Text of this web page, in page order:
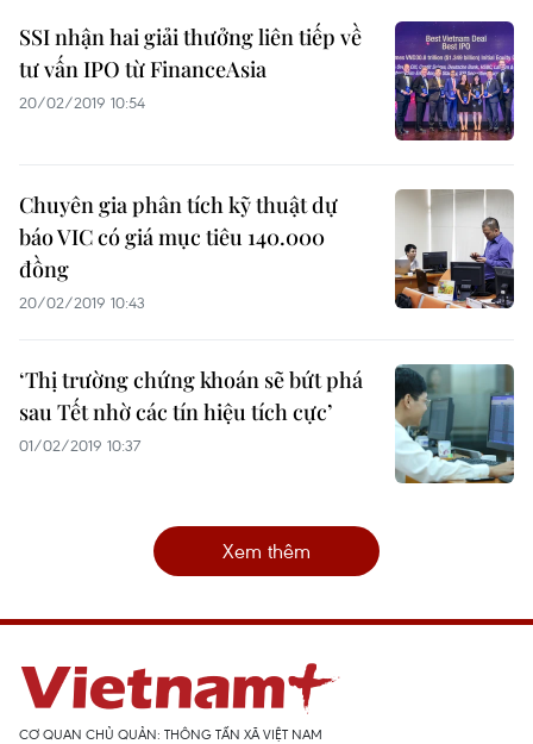
SSI nhận hai giải thưởng liên tiếp về
tư vấn IPO từ FinanceAsia
20/02/2019 10:54
Chuyên gia phân tích kỹ thuật dự
báo VIC có giá mục tiêu 140.000
đồng
20/02/2019 10:43
‘Thị trường chứng khoán sẽ bứt phá
sau Tết nhờ các tín hiệu tích cực’
01/02/2019 10:37
Xem thêm
CƠ QUAN CHỦ QUẢN: THÔNG TẤN XÃ VIỆT NAM